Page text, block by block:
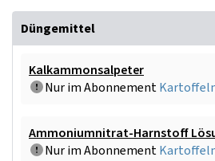
Düngemittel
Kalkammonsalpeter
Nur im Abonnement
Ammoniumnitrat-Harnstoff
Nur im Abonnement